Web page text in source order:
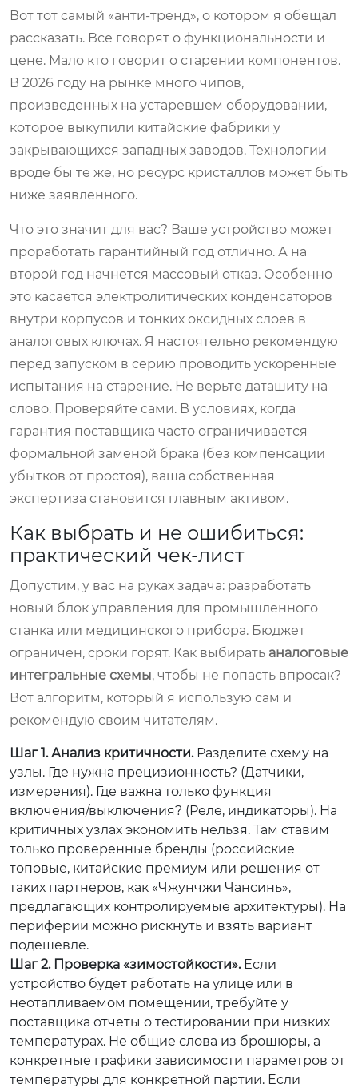
Вот тот самый «анти-тренд», о котором я обещал
рассказать. Все говорят о функциональности и
цене. Мало кто говорит о старении компонентов.
В 2026 году на рынке много чипов,
произведенных на устаревшем оборудовании,
которое выкупили китайские фабрики у
закрывающихся западных заводов. Технологии
вроде бы те же, но ресурс кристаллов может быть
ниже заявленного.
Что это значит для вас? Ваше устройство может
проработать гарантийный год отлично. А на
второй год начнется массовый отказ. Особенно
это касается электролитических конденсаторов
внутри корпусов и тонких оксидных слоев в
аналоговых ключах. Я настоятельно рекомендую
перед запуском в серию проводить ускоренные
испытания на старение. Не верьте даташиту на
слово. Проверяйте сами. В условиях, когда
гарантия поставщика часто ограничивается
формальной заменой брака (без компенсации
убытков от простоя), ваша собственная
экспертиза становится главным активом.
Как выбрать и не ошибиться:
практический чек-лист
Допустим, у вас на руках задача: разработать
новый блок управления для промышленного
станка или медицинского прибора. Бюджет
ограничен, сроки горят. Как выбирать аналоговые
интегральные схемы, чтобы не попасть впросак?
Вот алгоритм, который я использую сам и
рекомендую своим читателям.
Шаг 1. Анализ критичности.Разделите схему на
узлы. Где нужна прецизионность? (Датчики,
измерения). Где важна только функция
включения/выключения? (Реле, индикаторы). На
критичных узлах экономить нельзя. Там ставим
только проверенные бренды (российские
топовые, китайские премиум или решения от
таких партнеров, как «Чжунчжи Чансинь»,
предлагающих контролируемые архитектуры). На
периферии можно рискнуть и взять вариант
подешевле.
Шаг 2. Проверка «зимостойкости».Если
устройство будет работать на улице или в
неотапливаемом помещении, требуйте у
поставщика отчеты о тестировании при низких
температурах. Не общие слова из брошюры, а
конкретные графики зависимости параметров от
температуры для конкретной партии. Если